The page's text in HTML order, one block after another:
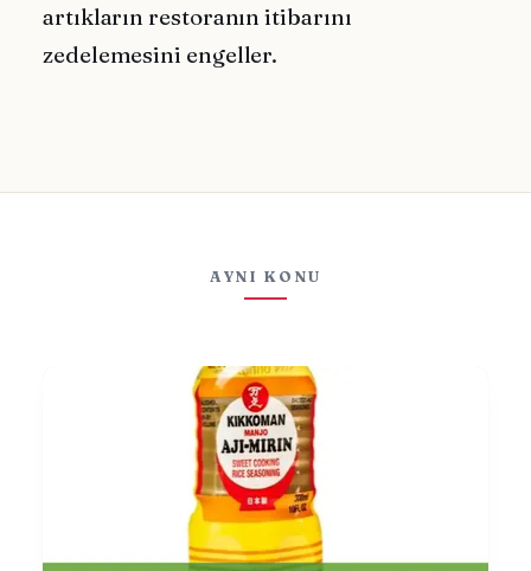
artıkların restoranın itibarını
zedelemesini engeller.
AYNI KONU